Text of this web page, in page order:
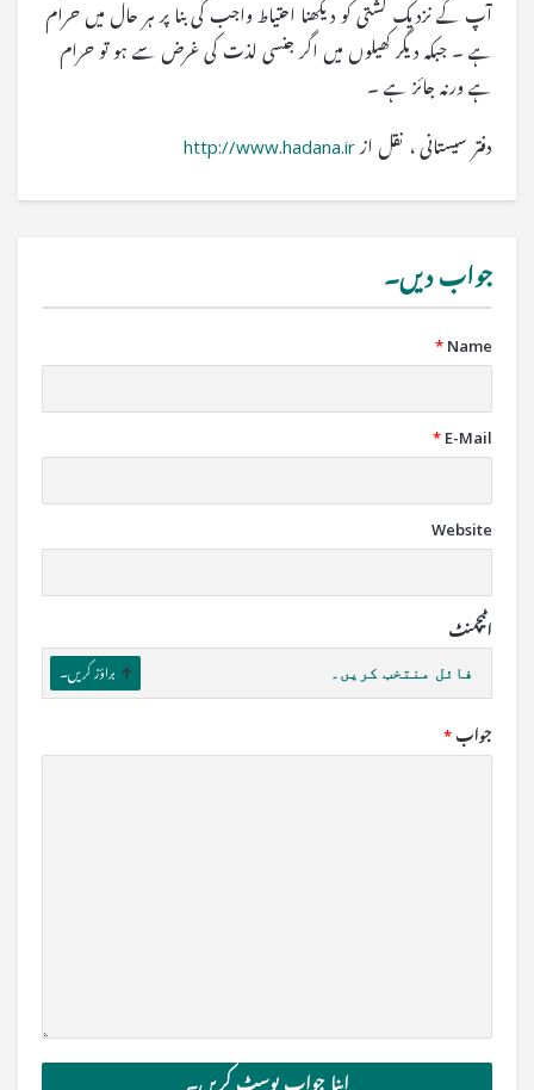
آپ کے نزدیک کشتی کو دیکھنا احتیاط واجب کی بنا پر ہر حال میں حرام
ہے ۔ جبکہ دیگر کھیلوں میں اگر جنسی لذت کی غرض سے ہو تو حرام
ہے ورنہ جائز ہے ۔
دفتر سیستانی ، نقل از http://www.hadana.ir
جواب دیں۔
Name
*
E-Mail
*
Website
اٹیچمنٹ
فائل منتخب کریں۔ براؤز کریں۔
جواب *